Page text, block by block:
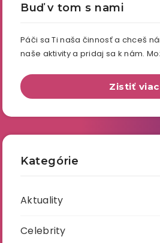
Buď v tom s nami
Páči sa Ti naša činnosť a chceš
naše aktivity a pridaj sa k nám.
Zistiť viac
Kategórie
Aktuality
Celebrity